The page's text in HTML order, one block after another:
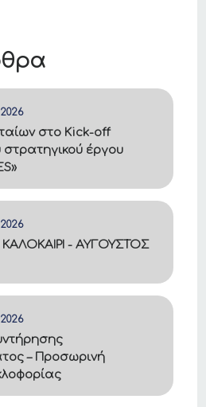
στο Kick-off
έργου
ΚΑΛΟΚΑΙΡΙ - ΑΥΓΟΥΣΤΟΣ
– Προσωρινή